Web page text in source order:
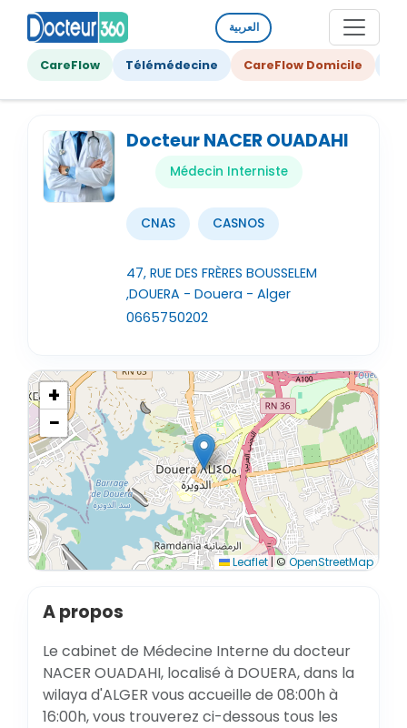
العربية
CareFlow Télémédecine CareFlow Domicile
Docteur NACER OUADAHI
Médecin Interniste
CNAS CASNOS
47, RUE DES FRÈRES BOUSSELEM
,DOUERA - Douera - Alger
0665750202
+
−
Leaflet | © OpenStreetMap
A propos
Le cabinet de Médecine Interne du docteur
NACER OUADAHI, localisé à DOUERA, dans la
wilaya d'ALGER vous accueille de 08:00h à
16:00h, vous trouverez ci-dessous tous les